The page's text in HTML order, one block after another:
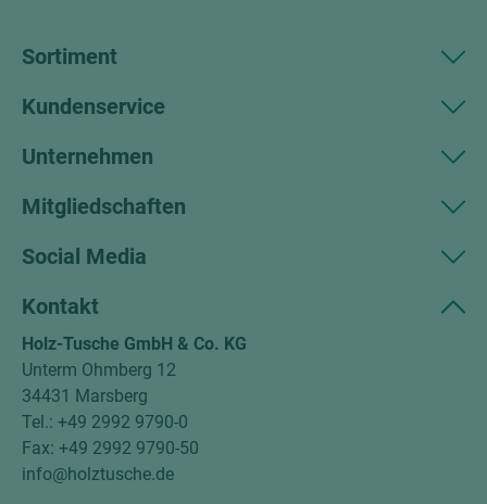
Sortiment
Kundenservice
Unternehmen
Mitgliedschaften
Social Media
Kontakt
Holz-Tusche GmbH & Co. KG
Unterm Ohmberg 12
34431 Marsberg
Tel.: +49 2992 9790-0
Fax: +49 2992 9790-50
info@holztusche.de